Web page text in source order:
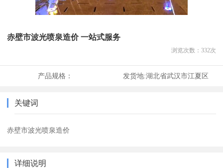
赤壁市波光喷泉造价 一站式服务
浏览次数： 332次
产品规格： 发货地:湖北省武汉市江夏区
关键词
赤壁市波光喷泉造价
详细说明